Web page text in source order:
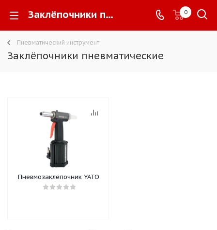
Заклёпочники пневматические - 0
Пневматический инструмент
Заклёпочники пневматические
Пневмозаклёпочник YATO